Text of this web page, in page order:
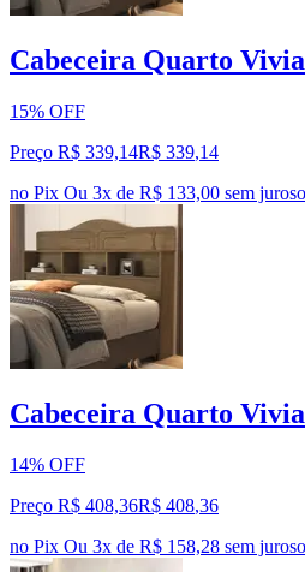
Cabeceira Quarto
15% OFF
Preço R$ 339,14R$ 339,14
no Pix Ou 3x de R$ 133,00 sem juros
Cabeceira Quarto
14% OFF
Preço R$ 408,36R$ 408,36
no Pix Ou 3x de R$ 158,28 sem juros